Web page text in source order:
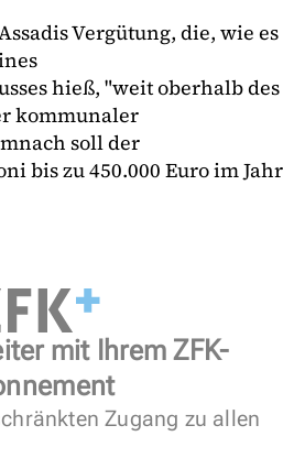
Vergütung, die, wie es
hieß, "weit oberhalb des
kommunaler
soll der
bis zu 450.000 Euro im Jahr
mit Ihrem ZFK-
Zugang zu allen